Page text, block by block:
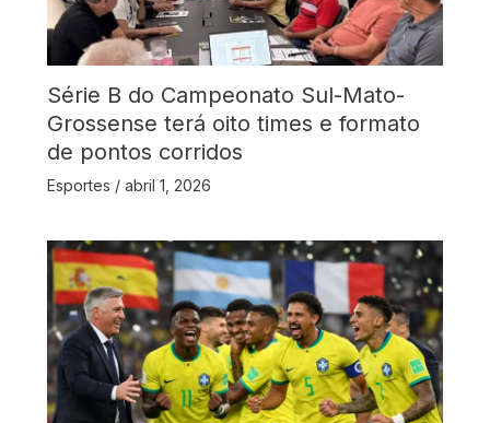
Série B do Campeonato Sul-Mato-
Grossense terá oito times e formato
de pontos corridos
Esportes / abril 1, 2026